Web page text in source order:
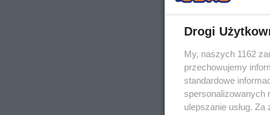
Drogi
My, naszych 1162
przechowujemy
standardowe
spersonalizowanych
ulepszanie usług.